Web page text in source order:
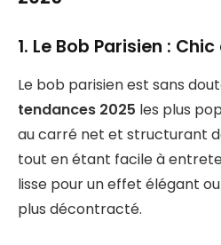
1. Le Bob Parisien :
Le bob parisien est sans
tendances 2025 les plus
au carré net et structurant
tout en étant facile à
lisse pour un effet élégant
plus décontracté.